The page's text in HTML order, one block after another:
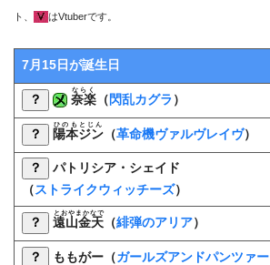
ト、 はVtuberです。
7月15日が誕生日
？ 奈楽
ならく
（ 閃乱カグラ ）
？ 陽本ジン
ひのもとじん
（革命機ヴァルヴレイヴ）
？
パトリシア・シェイド
（ストライクウィッチーズ）
？ 遠山金天
とおやまかなで
（緋弾のアリア）
？ ももがー （ガールズアンドパンツァー